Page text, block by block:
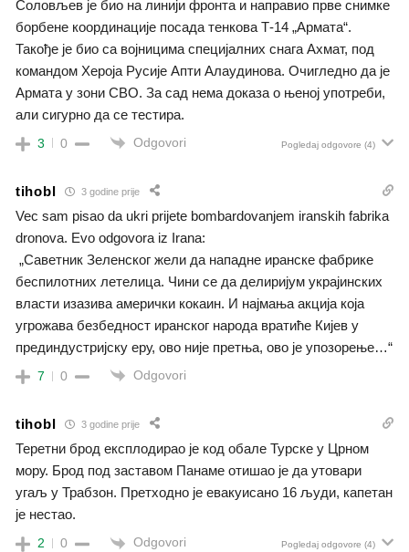
Соловљев је био на линији фронта и направио прве снимке
борбене координације посада тенкова Т-14 „Армата“.
Такође је био са војницима специјалних снага Ахмат, под
командом Хероја Русије Апти Алаудинова. Очигледно да је
Армата у зони СВО. За сад нема доказа о њеној употреби,
али сигурно да се тестира.
3 0 Odgovori Pogledaj odgovore (4)
tihobl 3 godine prije
Vec sam pisao da ukri prijete bombardovanjem iranskih fabrika
dronova. Evo odgovora iz Irana:
„Саветник Зеленског жели да нападне иранске фабрике
беспилотних летелица. Чини се да делиријум украјинских
власти изазива амерички кокаин. И најмања акција која
угрожава безбедност иранског народа вратиће Кијев у
прединдустријску еру, ово није претња, ово је упозорење…“
7 0 Odgovori
tihobl 3 godine prije
Теретни брод експлодирао је код обале Турске у Црном
мору. Брод под заставом Панаме отишао је да утовари
угаљ у Трабзон. Претходно је евакуисано 16 људи, капетан
је нестао.
2 0 Odgovori Pogledaj odgovore (4)